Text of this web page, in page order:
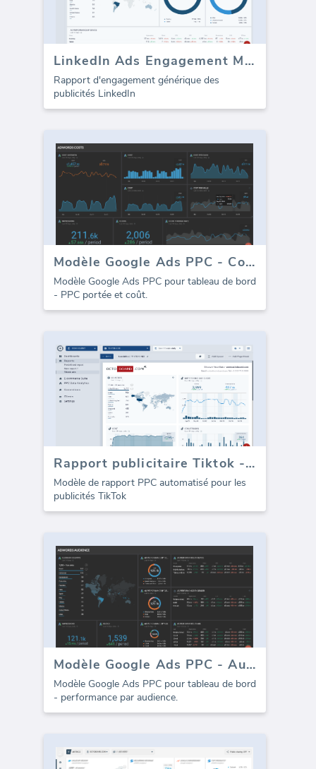
LinkedIn Ads Engagement Metrics
Rapport d'engagement générique des
publicités LinkedIn
Modèle Google Ads PPC - Coût
Modèle Google Ads PPC pour tableau de bord
- PPC portée et coût.
Rapport publicitaire Tiktok - aperçu
Modèle de rapport PPC automatisé pour les
publicités TikTok
Modèle Google Ads PPC - Audience
Modèle Google Ads PPC pour tableau de bord
- performance par audience.